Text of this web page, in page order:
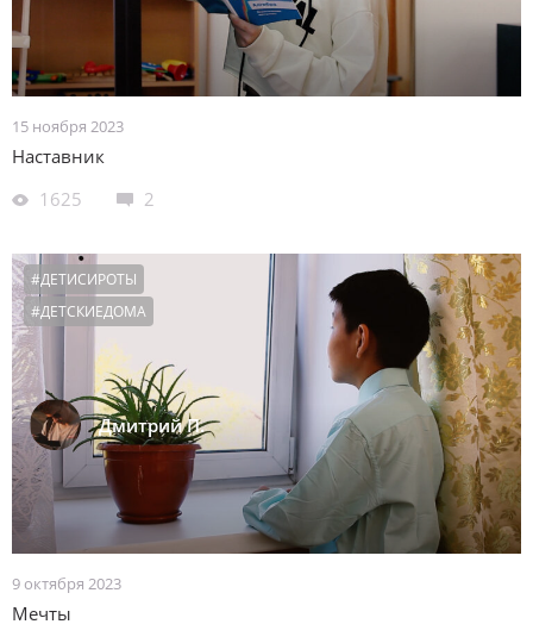
15 ноября 2023
Наставник
1625
2
Дмитрий П.
#ДЕТИСИРОТЫ
#ДЕТСКИЕДОМА
9 октября 2023
Мечты